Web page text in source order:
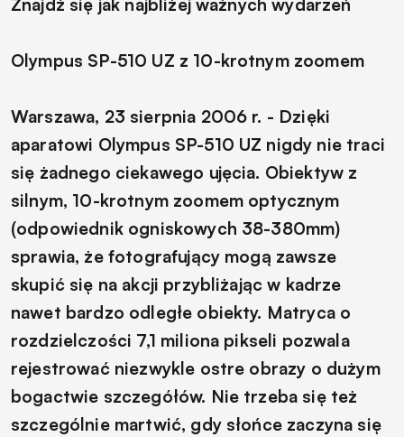
Znajdź się jak najbliżej ważnych wydarzeń
Olympus SP-510 UZ z 10-krotnym zoomem
Warszawa, 23 sierpnia 2006 r. - Dzięki
aparatowi Olympus SP-510 UZ nigdy nie traci
się żadnego ciekawego ujęcia. Obiektyw z
silnym, 10-krotnym zoomem optycznym
(odpowiednik ogniskowych 38-380mm)
sprawia, że fotografujący mogą zawsze
skupić się na akcji przybliżając w kadrze
nawet bardzo odległe obiekty. Matryca o
rozdzielczości 7,1 miliona pikseli pozwala
rejestrować niezwykle ostre obrazy o dużym
bogactwie szczegółów. Nie trzeba się też
szczególnie martwić, gdy słońce zaczyna się